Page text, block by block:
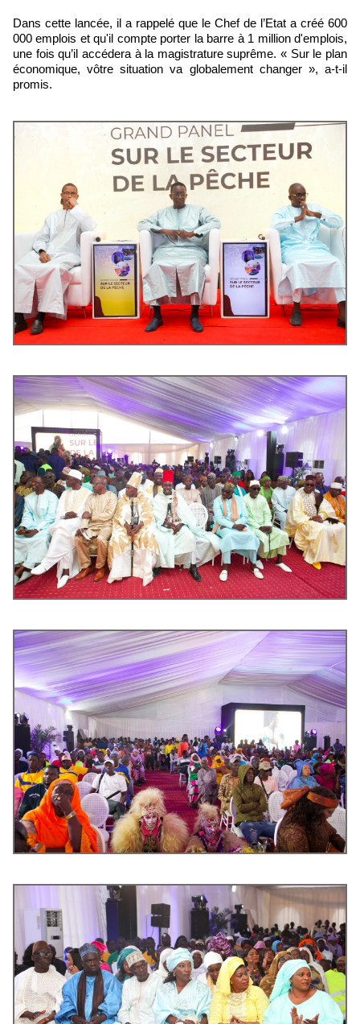
Dans cette lancée, il a rappelé que le Chef de l’Etat a créé 600
000 emplois et qu'il compte porter la barre à 1 million d'emplois,
une fois qu’il accédera à la magistrature suprême. « Sur le plan
économique, vôtre situation va globalement changer », a-t-il
promis.